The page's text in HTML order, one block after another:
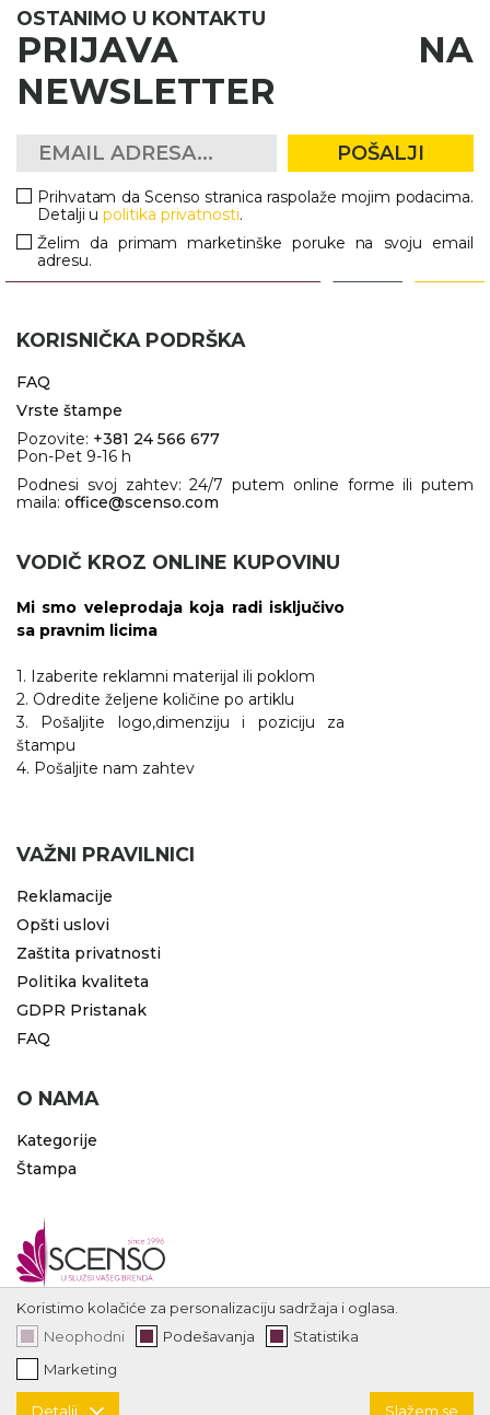
OSTANIMO U KONTAKTU
PRIJAVA NA
NEWSLETTER
POŠALJI
Prihvatam da Scenso stranica raspolaže mojim podacima.
Detalji upolitika privatnosti.
Želim da primam marketinške poruke na svoju email
adresu.
KORISNIČKA PODRŠKA
FAQ
Vrste štampe
Pozovite: +381 24 566 677
Pon-Pet 9-16 h
Podnesi svoj zahtev: 24/7 putem online forme ili putem
maila: office@scenso.com
VODIČ KROZ ONLINE KUPOVINU
Mi smo veleprodaja koja radi isključivo
sa pravnim licima
1. Izaberite reklamni materijal ili poklom
2. Odredite željene količine po artiklu
3. Pošaljite logo,dimenziju i poziciju za
štampu
4. Pošaljite nam zahtev
VAŽNI PRAVILNICI
Reklamacije
Opšti uslovi
Zaštita privatnosti
Politika kvaliteta
GDPR Pristanak
FAQ
O NAMA
Kategorije
Štampa
Koristimo kolačiće za personalizaciju sadržaja i oglasa.
Neophodni
Podešavanja
Statistika
Marketing
Detalji Slažem se